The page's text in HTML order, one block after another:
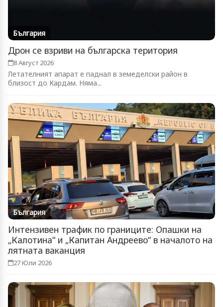
България
Дрон се взриви на българска територия
8 Август 2026
Летателният апарат е паднал в земеделски район в
близост до Кардам. Няма...
България
Интензивен трафик по границите: Опашки на
„Калотина“ и „Капитан Андреево“ в началото на
лятната ваканция
27 Юли 2026